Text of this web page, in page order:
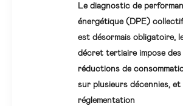
Le diagnostic de
énergétique (DPE) collectif
est désormais obligatoire,
décret tertiaire impose des
réductions de
sur plusieurs décennies, et
réglementation